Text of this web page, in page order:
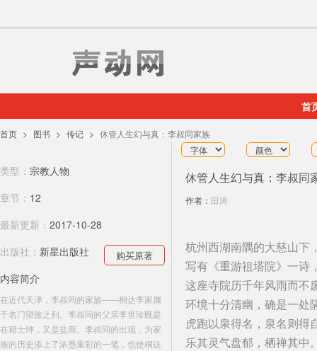
首
首页 图书 传记 休管人生幻与真：李叔同家族
类型： 宗教人物
章节： 12
最新更新： 2017-10-28
出版社： 新星出版社 购买原著
内容简介
在近代天津，李叔同的家族――桐达李家属
于名门望族之列。李叔同的父亲李世珍既是
在籍士绅，又是盐商。李叔同的出现，为家
族的历史添上了浓墨重彩的一笔，也使桐达
休管人生幻与真：李叔同
作者： 田涛
杭州西湖南隅的大慈山下
写有《重游祖塔院》一诗
这座寺院历千年风雨而不
环境十分清幽，确是一处
虎跑以泉得名，泉名则得
乐其灵气盘郁，栖禅其中